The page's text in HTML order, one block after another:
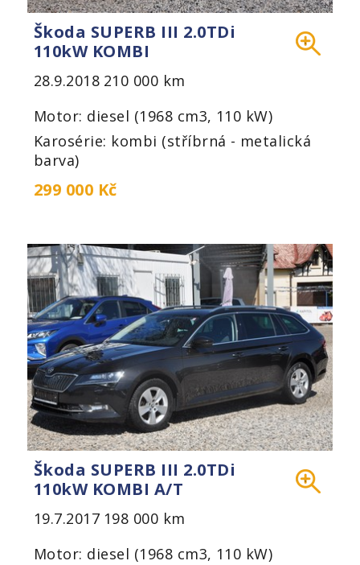
Škoda SUPERB III 2.0TDi
110kW KOMBI
28.9.2018 210 000 km
Motor: diesel (1968 cm3, 110 kW)
Karosérie: kombi (stříbrná - metalická
barva)
299 000 Kč
Škoda SUPERB III 2.0TDi
110kW KOMBI A/T
19.7.2017 198 000 km
Motor: diesel (1968 cm3, 110 kW)